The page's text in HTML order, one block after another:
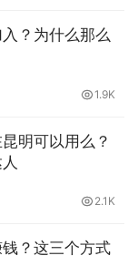
？为什么那么
1.9K
明可以用么？
2.1K
？这三个方式